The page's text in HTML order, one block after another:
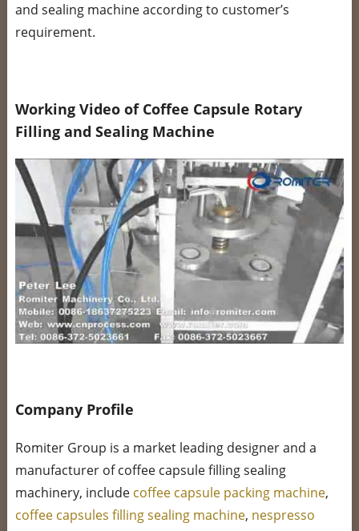
and sealing machine according to customer’s
requirement.
Working Video of Coffee Capsule Rotary
Filling and Sealing Machine
Company Profile
Romiter Group is a market leading designer and a
manufacturer of coffee capsule filling sealing
machinery, include coffee capsule packing machine,
coffee capsules filling sealing machine, nespresso